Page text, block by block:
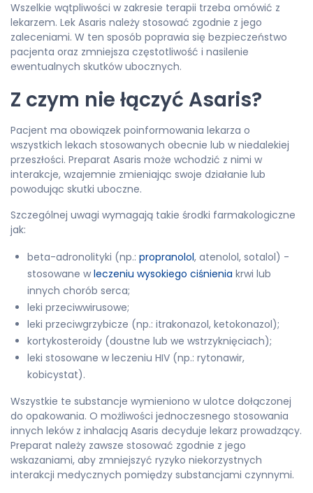
Wszelkie wątpliwości w zakresie terapii trzeba omówić z
lekarzem. Lek Asaris należy stosować zgodnie z jego
zaleceniami. W ten sposób poprawia się bezpieczeństwo
pacjenta oraz zmniejsza częstotliwość i nasilenie
ewentualnych skutków ubocznych.
Z czym nie łączyć Asaris?
Pacjent ma obowiązek poinformowania lekarza o
wszystkich lekach stosowanych obecnie lub w niedalekiej
przeszłości. Preparat Asaris może wchodzić z nimi w
interakcje, wzajemnie zmieniając swoje działanie lub
powodując skutki uboczne.
Szczególnej uwagi wymagają takie środki farmakologiczne
jak:
beta-adronolityki (np.: propranolol, atenolol, sotalol) -
stosowane w leczeniu wysokiego ciśnienia krwi lub
innych chorób serca;
leki przeciwwirusowe;
leki przeciwgrzybicze (np.: itrakonazol, ketokonazol);
kortykosteroidy (doustne lub we wstrzyknięciach);
leki stosowane w leczeniu HIV (np.: rytonawir,
kobicystat).
Wszystkie te substancje wymieniono w ulotce dołączonej
do opakowania. O możliwości jednoczesnego stosowania
innych leków z inhalacją Asaris decyduje lekarz prowadzący.
Preparat należy zawsze stosować zgodnie z jego
wskazaniami, aby zmniejszyć ryzyko niekorzystnych
interakcji medycznych pomiędzy substancjami czynnymi.